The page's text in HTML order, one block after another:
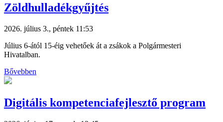
Zöldhulladékgyűjtés
2026. július 3., péntek 11:53
Július 6-ától 15-éig vehetőek át a zsákok a Polgármesteri
Hivatalban.
Bővebben
Digitális kompetenciafejlesztő program